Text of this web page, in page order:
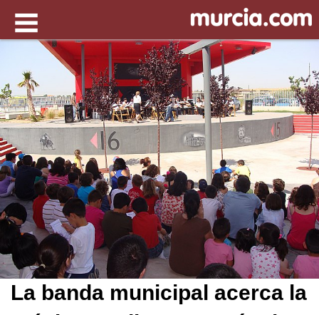
La banda municipal acerca la